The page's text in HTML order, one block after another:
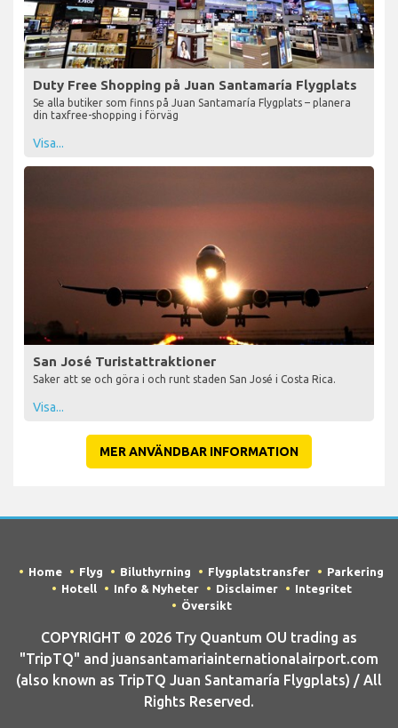
Duty Free Shopping på Juan Santamaría Flygplats
Se alla butiker som finns på Juan Santamaría Flygplats – planera
din taxfree-shopping i förväg
Visa...
San José Turistattraktioner
Saker att se och göra i och runt staden San José i Costa Rica.
Visa...
MER ANVÄNDBAR INFORMATION
Home Flyg Biluthyrning Flygplatstransfer
Parkering
Hotell
Info & Nyheter Disclaimer
Integritet
Översikt
COPYRIGHT © 2026 Try Quantum OU trading as
"TripTQ" and juansantamariainternationalairport.com
(also known as TripTQ Juan Santamaría Flygplats) / All
Rights Reserved.